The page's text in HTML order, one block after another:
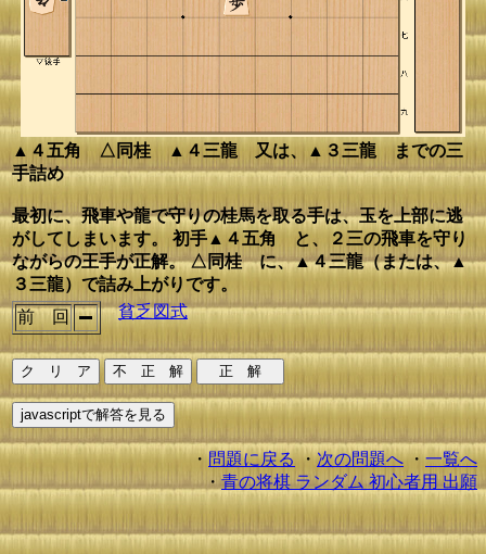
▲４五角 △同桂 ▲４三龍 又は、▲３三龍 までの三
手詰め
最初に、飛車や龍で守りの桂馬を取る手は、玉を上部に逃
がしてしまいます。 初手▲４五角 と、２三の飛車を守り
ながらの王手が正解。 △同桂 に、▲４三龍（または、▲
３三龍）で詰み上がりです。
前 回
貧乏図式
・問題に戻る・次の問題へ・一覧へ
・ 青の将棋 ランダム 初心者用 出願